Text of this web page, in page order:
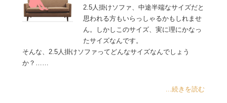
2.5人掛けソファ、中途半端なサイズだと
思われる方もいらっしゃるかもしれませ
ん。しかしこのサイズ、実に理にかなっ
たサイズなんです。
そんな、2.5人掛けソファってどんなサイズなんでしょう
か？……
...続きを読む